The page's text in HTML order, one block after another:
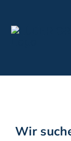
Inhalt
START
Wir